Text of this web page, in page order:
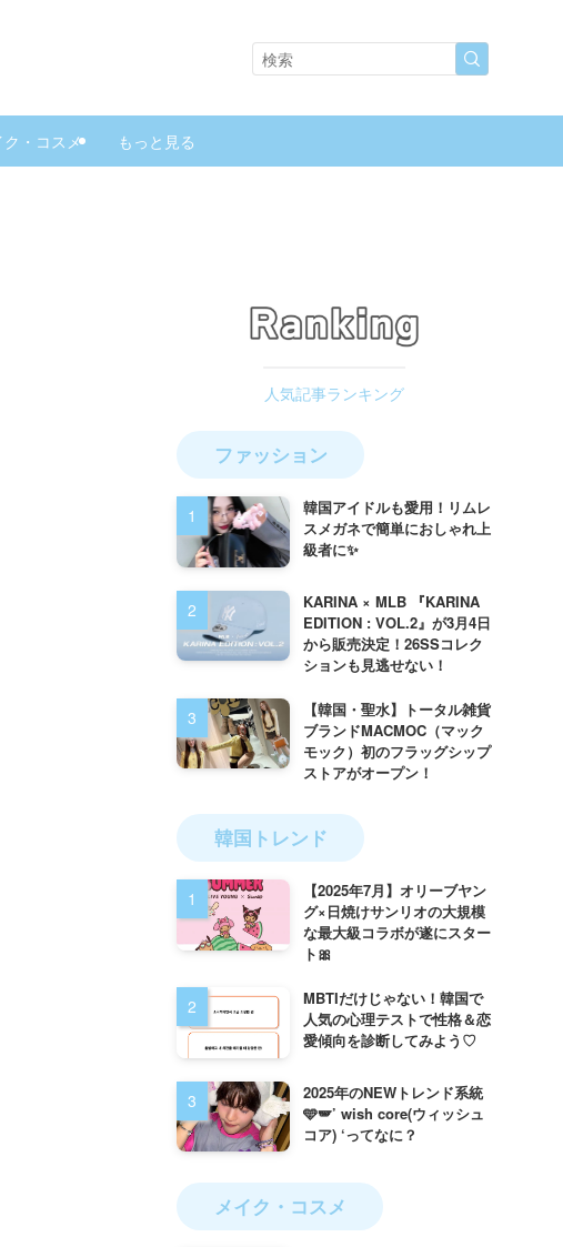
ク・コスメ もっと見る
ファッション
韓国アイドルも愛用！リムレ
スメガネで簡単におしゃれ上
級者に✨
KARINA × MLB 『KARINA
EDITION : VOL.2』が3月4日
から販売決定！26SSコレク
ションも見逃せない！
【韓国・聖水】トータル雑貨
ブランドMACMOC（マック
モック）初のフラッグシップ
ストアがオープン！
韓国トレンド
【2025年7月】オリーブヤン
グ×日焼けサンリオの大規模
な最大級コラボが遂にスター
ト🎀
MBTIだけじゃない！韓国で
人気の心理テストで性格＆恋
愛傾向を診断してみよう♡
2025年のNEWトレンド系統
🩵🪽’ wish core(ウィッシュ
コア) ‘ってなに？
メイク・コスメ